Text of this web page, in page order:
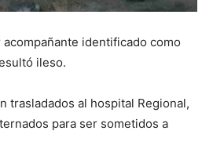
identificado como
ileso.
trasladados al hospital Regional,
para ser sometidos a